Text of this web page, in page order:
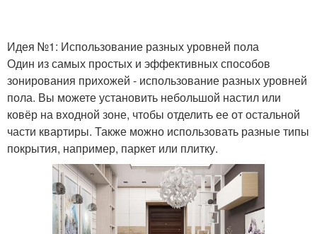
Идея №1: Использование разных уровней пола
Один из самых простых и эффективных способов
зонирования прихожей - использование разных уровней
пола. Вы можете установить небольшой настил или
ковёр на входной зоне, чтобы отделить ее от остальной
части квартиры. Также можно использовать разные типы
покрытия, например, паркет или плитку.